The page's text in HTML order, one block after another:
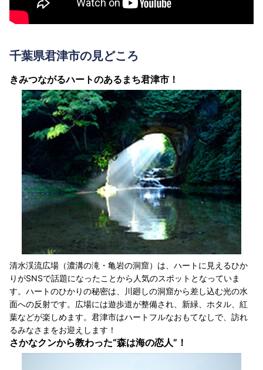
千葉県君津市の見どころ
きみつながるハートのあるまち君津市！
清水渓流広場（濃溝の滝・亀岩の洞窟）は、ハートに見えるひか
りがSNSで話題になったことから人気のスポットとなっていま
す。ハートのひかりの秘密は、川廻しの洞窟から差し込む光の水
面への反射です。広場には遊歩道が整備され、新緑、ホタル、紅
葉などが楽しめます。君津市はハートフルなおもてなしで、訪れ
るみなさまをお迎えします！
さかなクンから教わった“森は海の恋人”！